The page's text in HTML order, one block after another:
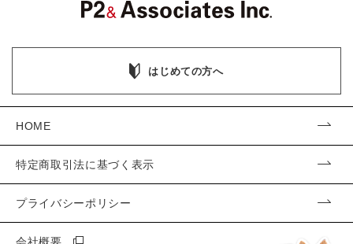
はじめての方へ
HOME
特定商取引法に基づく表示
プライバシーポリシー